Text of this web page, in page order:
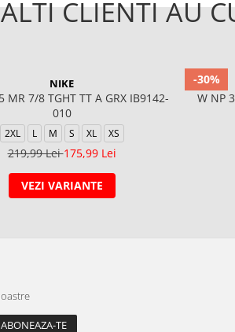
ALTI CLIENTI AU
NIKE
MR 7/8 TGHT TT A GRX IB9142-
010
2XL L M S XL XS
219,99 Lei175,99 Lei
VEZI VARIANTE
-30%
W NP